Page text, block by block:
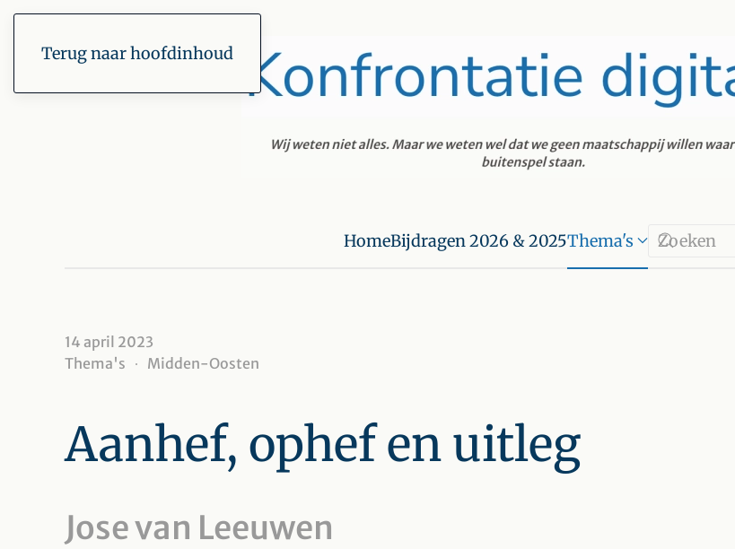
Terug naar hoofdinhoud
HomeBijdragen 2026 & 2025Thema's
14 april 2023
Thema's
Midden-Oosten
Aanhef, ophef en uitleg
Jose van Leeuwen